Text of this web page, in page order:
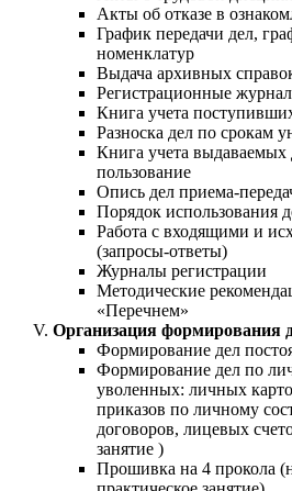
Акты об отказе в
График передачи дел,
номенклатур
Выдача архивных
Регистрационные
Книга учета
Разноска дел по срокам
Книга учета выдаваемых
пользование
Опись дел приема-
Порядок использования
Работа с входящими и
(запросы-ответы)
Журналы регистрации
Методические
«Перечнем»
Организация формирования
Формирование дел
Формирование дел по
уволенных: личных
приказов по личному
договоров, лицевых
занятие )
Прошивка на 4 прокола